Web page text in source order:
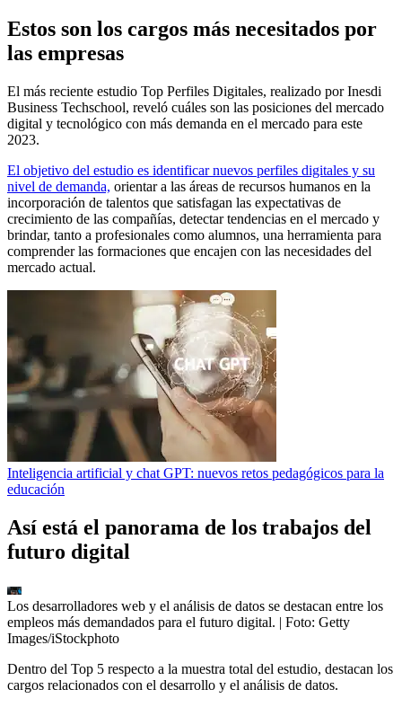
Estos son los cargos más necesitados por
las empresas
El más reciente estudio Top Perfiles Digitales, realizado por Inesdi
Business Techschool, reveló cuáles son las posiciones del mercado
digital y tecnológico con más demanda en el mercado para este
2023.
El objetivo del estudio es identificar nuevos perfiles digitales y su
nivel de demanda, orientar a las áreas de recursos humanos en la
incorporación de talentos que satisfagan las expectativas de
crecimiento de las compañías, detectar tendencias en el mercado y
brindar, tanto a profesionales como alumnos, una herramienta para
comprender las formaciones que encajen con las necesidades del
mercado actual.
Inteligencia artificial y chat GPT: nuevos retos pedagógicos para la
educación
Así está el panorama de los trabajos del
futuro digital
Los desarrolladores web y el análisis de datos se destacan entre los
empleos más demandados para el futuro digital. | Foto: Getty
Images/iStockphoto
Dentro del Top 5 respecto a la muestra total del estudio, destacan los
cargos relacionados con el desarrollo y el análisis de datos.